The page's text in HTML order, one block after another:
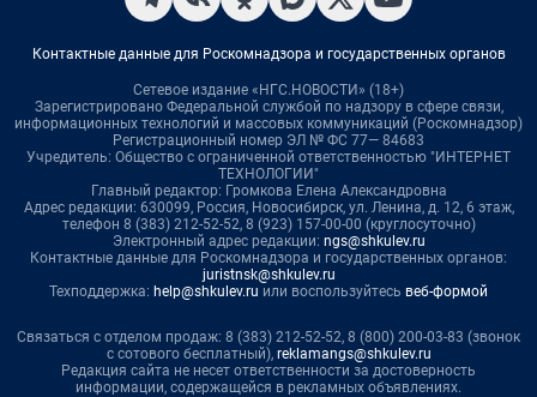
Контактные данные для Роскомнадзора и государственных органов
Сетевое издание «НГС.НОВОСТИ» (18+)
Зарегистрировано Федеральной службой по надзору в сфере связи,
информационных технологий и массовых коммуникаций (Роскомнадзор)
Регистрационный номер ЭЛ № ФС 77— 84683
Учредитель: Общество с ограниченной ответственностью "ИНТЕРНЕТ
ТЕХНОЛОГИИ"
Главный редактор: Громкова Елена Александровна
Адрес редакции: 630099, Россия, Новосибирск, ул. Ленина, д. 12, 6 этаж,
телефон 8 (383) 212-52-52, 8 (923) 157-00-00 (круглосуточно)
Электронный адрес редакции: ngs@shkulev.ru
Контактные данные для Роскомнадзора и государственных органов:
juristnsk@shkulev.ru
Техподдержка: help@shkulev.ru или воспользуйтесь веб-формой
Связаться с отделом продаж: 8 (383) 212-52-52, 8 (800) 200-03-83 (звонок
с сотового бесплатный), reklamangs@shkulev.ru
Редакция сайта не несет ответственности за достоверность
информации, содержащейся в рекламных объявлениях.